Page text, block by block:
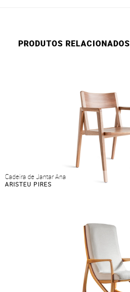
PRODUTOS RELACIONADOS
Cadeira de Jantar Ana
ARISTEU PIRES